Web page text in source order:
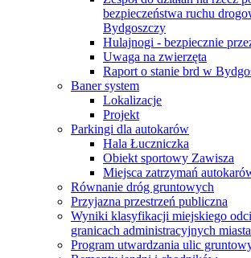
bezpieczeństwa ruchu
Bydgoszczy
Hulajnogi - bezpiecznie
Uwaga na zwierzęta
Raport o stanie brd w
Baner system
Lokalizacje
Projekt
Parkingi dla autokarów
Hala Łuczniczka
Obiekt sportowy Zawisza
Miejsca zatrzymań
Równanie dróg gruntowych
Przyjazna przestrzeń publiczna
Wyniki klasyfikacji miejskiego
granicach administracyjnych
Program utwardzania ulic